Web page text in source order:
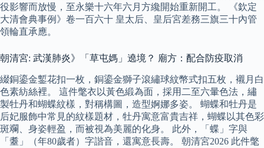
役影響而放慢，至永樂十六年六月方纔開始重新開工。 《欽定
大清會典事例》卷一百六十 皇太后、皇后宮差務三旗三十內管
領輪直承應。
朝清宮: 武漢肺炎》「草屯媽」遶境？ 廟方：配合防疫取消
綴銅鎏金鏨花扣一枚，銅鎏金獅子滾繡球紋幣式扣五枚，襯月白
色素紡絲裡。 這件氅衣以黃色緞為面，採用二至六暈色法，繡
製牡丹和蝴蝶紋樣，對稱構圖，造型婀娜多姿。 蝴蝶和牡丹是
后妃服飾中常見的紋樣題材，牡丹寓意富貴吉祥，蝴蝶以其色彩
斑斕、身姿輕盈，而被視為美麗的化身。 此外，「蝶」字與
「耋」（年80歲者）字諧音，還寓意長壽。 朝清宮2026 此件氅